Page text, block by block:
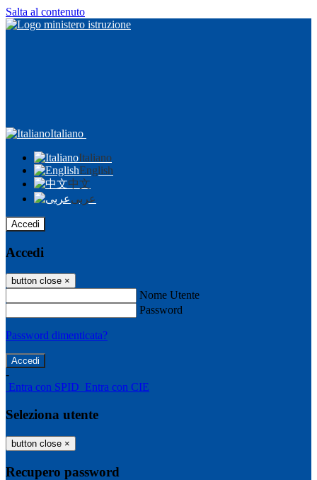
Salta al contenuto
Italiano
Italiano
English
中文
عربى
Accedi
Accedi
button close ×
Nome Utente
Password
Password dimenticata?
-
Entra con SPID Entra con CIE
Seleziona utente
button close ×
Recupero password